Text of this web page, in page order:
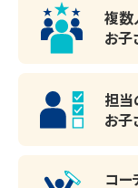
中学校、洋光台
・小学校
日野南小学校など
在籍いただいてい
複数
お子
担
お子
コー